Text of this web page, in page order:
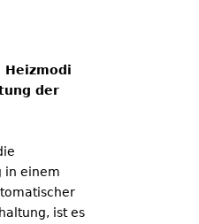
Heizmodi
der
in einem
ist es